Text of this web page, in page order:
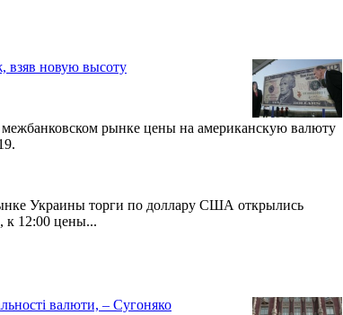
взяв новую высоту
рынке цены на американскую валюту
Украины торги по доллару США открылись
к 12:00 цены...
валюти, – Сугоняко